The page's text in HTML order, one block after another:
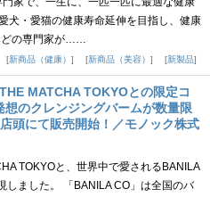
犬・愛猫の健康寿命延伸を目指し、健康
の専門家が……
新商品（健康） 新商品（美容） 新製品
MATCHA TOKYOとの限定コ
想のクレンジングバームが数量限
頭にて販売開始！／モノック株式
TOKYOと、世界中で愛されるBANILA
しました。 「BANILA CO」は全国のバ